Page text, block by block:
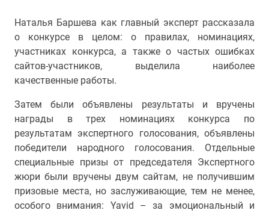
Наталья Баршева как главный эксперт рассказала
о конкурсе в целом: о правилах, номинациях,
участниках конкурса, а также о частых ошибках
сайтов-участников, выделила наиболее
качественные работы.
Затем были объявлены результаты и вручены
награды в трех номинациях конкурса по
результатам экспертного голосования, объявлены
победители народного голосования. Отдельные
специальные призы от председателя Экспертного
жюри были вручены двум сайтам, не получившим
призовые места, но заслуживающие, тем не менее,
особого внимания: Yavid – за эмоциональный и